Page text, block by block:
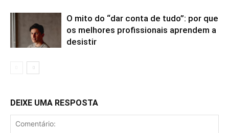
O mito do “dar conta de tudo”: por que
os melhores profissionais aprendem a
desistir
DEIXE UMA RESPOSTA